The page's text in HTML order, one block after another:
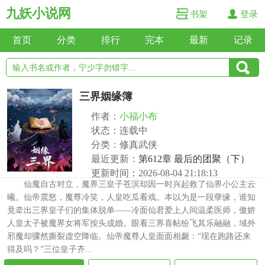
九妖小说网 书架 登录
首页 分类 排行 完本 最新 记录
三界姻缘簿
作者： 小福小布
状态：连载中
分类：修真武侠
最近更新： 第612章 最后的团聚（下）
更新时间：2026-08-04 21:18:13
仙魔自古对立，魔界三皇子苍溟却因一时兴起救了仙界小公主云
曦。仙帝震怒，魔尊冷笑，人皇吃瓜看戏。本以为是一段孽缘，谁知
竟牵出三界皇子们的集体脱单——冷面仙君爱上人间温柔医师，傲娇
人皇太子被魔界女将军按头成婚。眼看三界喜帖纷飞其乐融融，域外
邪魔却骤然撕裂虚空降临。仙帝魔尊人皇面面相觑：“现在跑路还来
得及吗？”三位皇子齐...